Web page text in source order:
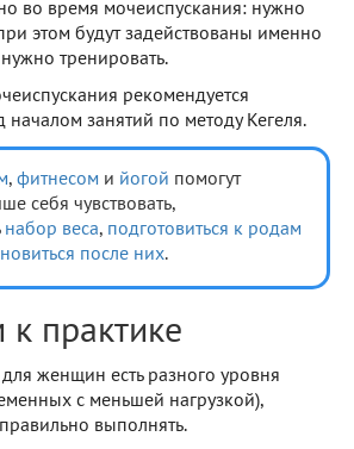
во время мочеиспускания: нужно
этом будут задействованы именно
тренировать.
рекомендуется
началом занятий по методу Кегеля.
, фитнесом и йогой помогут
себя чувствовать,
набор веса, подготовиться к родам
после них.
к практике
женщин есть разного уровня
с меньшей нагрузкой),
выполнять.